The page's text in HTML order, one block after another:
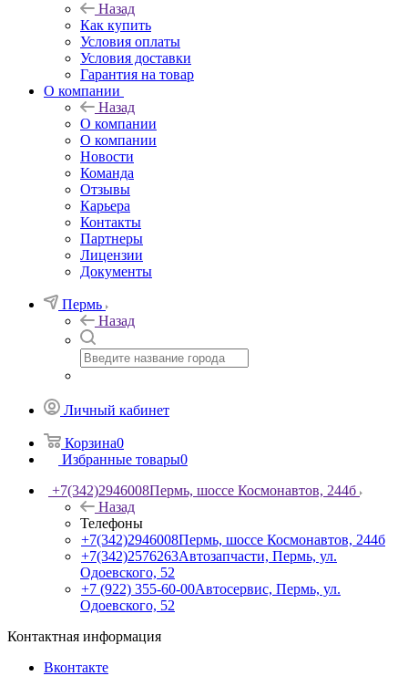
Назад
Как купить
Условия оплаты
Условия доставки
Гарантия на товар
О компании
Назад
О компании
О компании
Новости
Команда
Отзывы
Карьера
Контакты
Партнеры
Лицензии
Документы
Пермь
Назад
Личный кабинет
Корзина0
Избранные товары0
+7(342)2946008Пермь, шоссе Космонавтов, 244б
Назад
Телефоны
+7(342)2946008Пермь, шоссе Космонавтов, 244б
+7(342)2576263Автозапчасти, Пермь, ул.
Одоевского, 52
+7 (922) 355-60-00Автосервис, Пермь, ул.
Одоевского, 52
Контактная информация
Вконтакте